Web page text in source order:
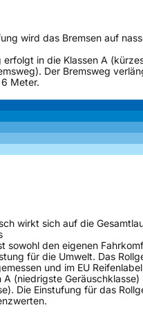
wird das Bremsen auf
erfolgt in die Klassen A
Der Bremsweg
Meter.
wirkt sich auf die
sowohl den eigenen
für die Umwelt. Das
und im EU
(niedrigste Geräuschklasse)
Die Einstufung für das